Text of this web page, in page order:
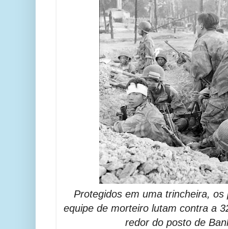
Protegidos em uma trincheira,
equipe de morteiro lutam contra a
redor do posto de